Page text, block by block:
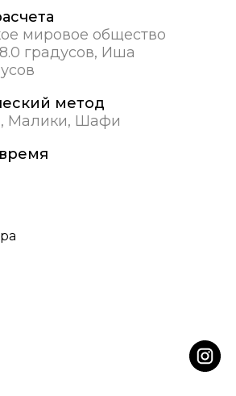
мировое общество
градусов, Иша
метод
Малики, Шафи